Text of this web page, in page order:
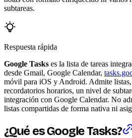
subtareas.
Respuesta rápida
Google Tasks es la lista de tareas
desde Gmail, Google Calendar,
móvil para iOS y Android. Admite
recordatorios horarios, un nivel de
integración con Google Calendar. No
listas compartidas de forma nativa ni
¿Qué es Google Tasks?